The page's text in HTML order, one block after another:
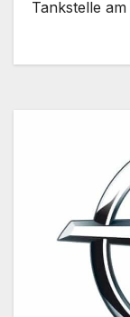
Tankstelle